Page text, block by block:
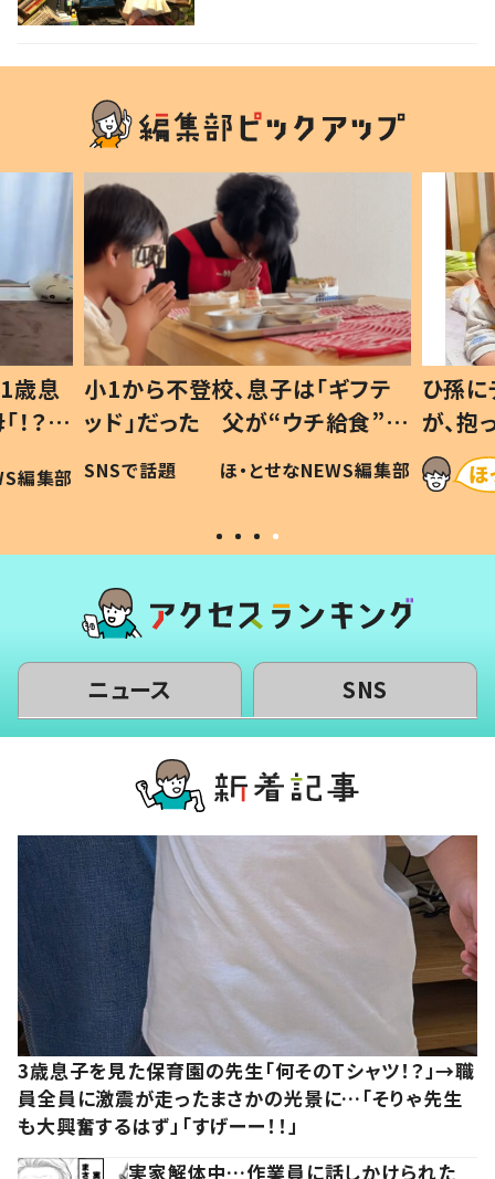
歳息
？」
編集部
小1から不登校、息子は「ギフテ
ッド」だった 父が“ウチ給食”を
作り続ける理由とは #令和の親
#令和の子
SNSで話題 ほ・とせなNEWS編集部
ひ孫
が、
「涙が
い」
ニュース SNS
3歳息子を見た保育園の先生「何そのTシャツ！？」→職
員全員に激震が走ったまさかの光景に…「そりゃ先生
も大興奮するはず」「すげーー！！」
実家解体中…作業員に話しかけられた